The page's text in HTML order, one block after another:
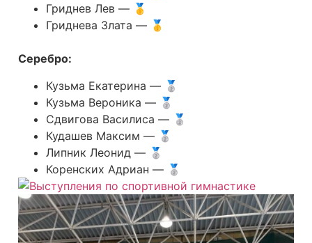
Гриднев Лев — 🥇
Гриднева Злата — 🥇
Серебро:
Кузьма Екатерина — 🥈
Кузьма Вероника — 🥈
Сдвигова Василиса — 🥈
Кудашев Максим — 🥈
Липник Леонид — 🥈
Коренских Адриан — 🥈